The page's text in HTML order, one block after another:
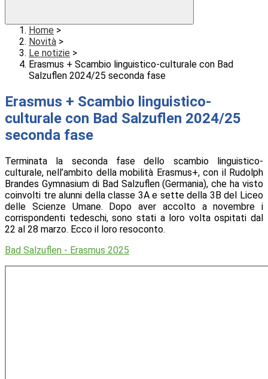
Home >
Novità >
Le notizie >
Erasmus + Scambio linguistico-culturale con Bad
Salzuflen 2024/25 seconda fase
Erasmus + Scambio linguistico-
culturale con Bad Salzuflen 2024/25
seconda fase
Terminata la seconda fase dello scambio linguistico-
culturale, nell’ambito della mobilità Erasmus+, con il Rudolph
Brandes Gymnasium di Bad Salzuflen (Germania), che ha visto
coinvolti tre alunni della classe 3A e sette della 3B del Liceo
delle Scienze Umane. Dopo aver accolto a novembre i
corrispondenti tedeschi, sono stati a loro volta ospitati dal
22 al 28 marzo. Ecco il loro resoconto.
Bad Salzuflen - Erasmus 2025